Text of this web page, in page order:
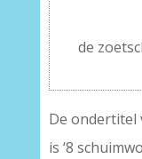
de
De ondertitel
is ‘8